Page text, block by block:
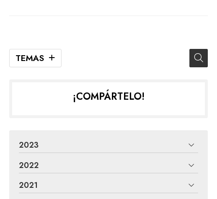
TEMAS
¡COMPÁRTELO!
2023
2022
2021